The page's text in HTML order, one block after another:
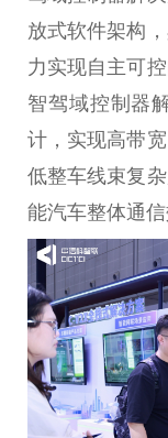
放式软件架构
力实现自主可
智驾域控制器
计，实现高带
低整车线束复
能汽车整体通信